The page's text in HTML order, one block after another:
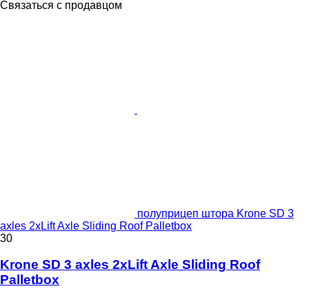
Связаться с продавцом
полуприцеп штора Krone SD 3
axles 2xLift Axle Sliding Roof Palletbox
30
Krone SD 3 axles 2xLift Axle Sliding Roof
Palletbox